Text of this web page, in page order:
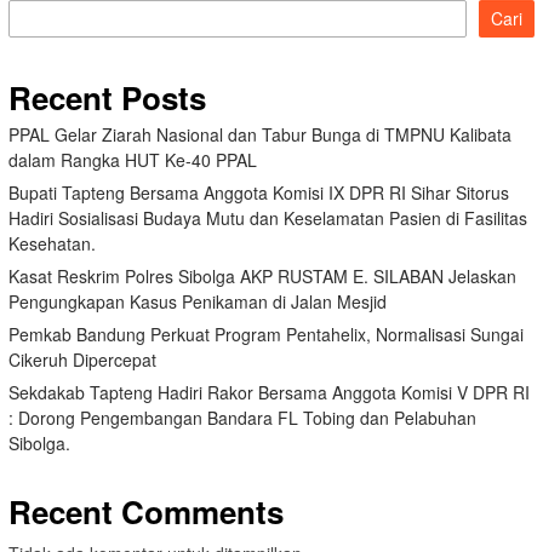
Cari
Recent Posts
PPAL Gelar Ziarah Nasional dan Tabur Bunga di TMPNU Kalibata
dalam Rangka HUT Ke-40 PPAL
Bupati Tapteng Bersama Anggota Komisi IX DPR RI Sihar Sitorus
Hadiri Sosialisasi Budaya Mutu dan Keselamatan Pasien di Fasilitas
Kesehatan.
Kasat Reskrim Polres Sibolga AKP RUSTAM E. SILABAN Jelaskan
Pengungkapan Kasus Penikaman di Jalan Mesjid
Pemkab Bandung Perkuat Program Pentahelix, Normalisasi Sungai
Cikeruh Dipercepat
Sekdakab Tapteng Hadiri Rakor Bersama Anggota Komisi V DPR RI
: Dorong Pengembangan Bandara FL Tobing dan Pelabuhan
Sibolga.
Recent Comments